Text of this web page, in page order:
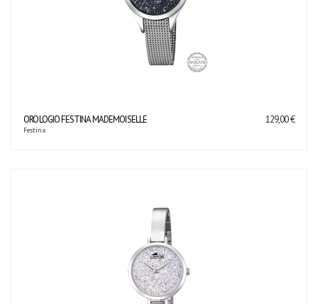
OROLOGIO FESTINA MADEMOISELLE
Festina
129,00 €